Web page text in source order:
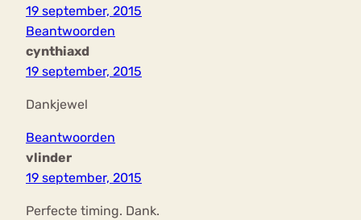
19 september, 2015
Beantwoorden
cynthiaxd
19 september, 2015
Dankjewel
Beantwoorden
vlinder
19 september, 2015
Perfecte timing. Dank.